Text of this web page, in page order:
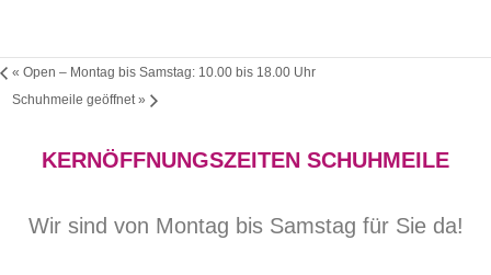
« Open – Montag bis Samstag: 10.00 bis 18.00 Uhr
Schuhmeile geöffnet»
KERNÖFFNUNGSZEITEN SCHUHMEILE
Wir sind von Montag bis Samstag für Sie da!